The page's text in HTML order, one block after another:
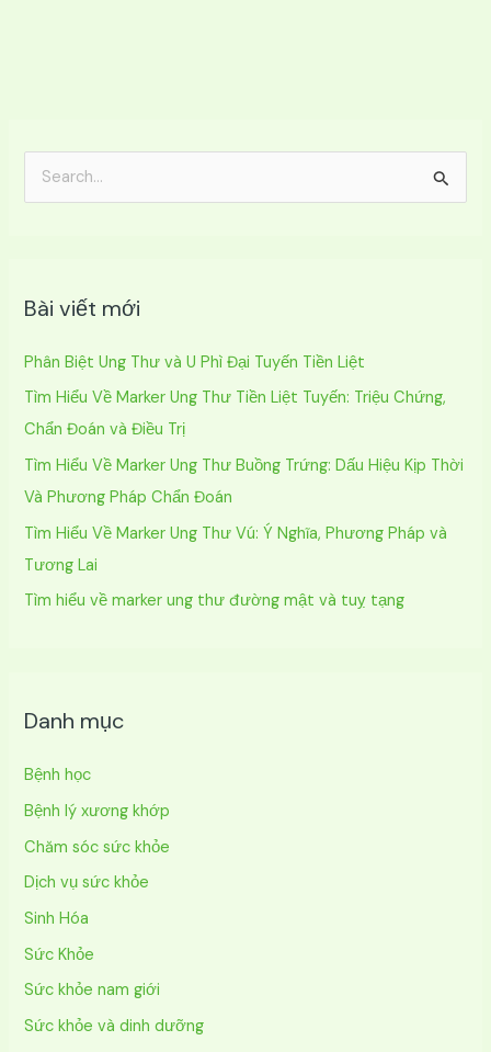
i
m
Bài viết mới
Phân Biệt Ung Thư và U Phì Đại Tuyến Tiền Liệt
Tìm Hiểu Về Marker Ung Thư Tiền Liệt Tuyến: Triệu Chứng,
Chẩn Đoán và Điều Trị
Tìm Hiểu Về Marker Ung Thư Buồng Trứng: Dấu Hiệu Kịp Thời
Và Phương Pháp Chẩn Đoán
Tìm Hiểu Về Marker Ung Thư Vú: Ý Nghĩa, Phương Pháp và
Tương Lai
Tìm hiểu về marker ung thư đường mật và tuỵ tạng
Danh mục
Bệnh học
Bệnh lý xương khớp
Chăm sóc sức khỏe
Dịch vụ sức khỏe
Sinh Hóa
Sức Khỏe
Sức khỏe nam giới
Sức khỏe và dinh dưỡng